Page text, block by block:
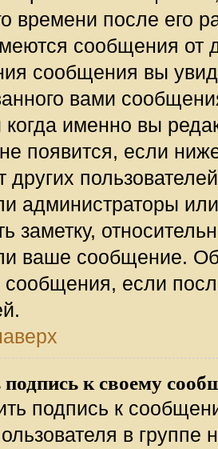
времени после его
сообщения от
сообщения вы
вами
когда именно вы
появится, если
других
администраторы
заметку,
ваше сообщение.
сообщения, если
к своему
подпись к
в